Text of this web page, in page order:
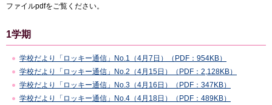
ファイルpdfをご覧ください。
1学期
学校だより「ロッキー通信」No.1（4月7日）（PDF：954KB）
学校だより「ロッキー通信」No.2（4月15日）（PDF：2,128KB）
学校だより「ロッキー通信」No.3（4月16日）（PDF：347KB）
学校だより「ロッキー通信」No.4（4月18日）（PDF：489KB）